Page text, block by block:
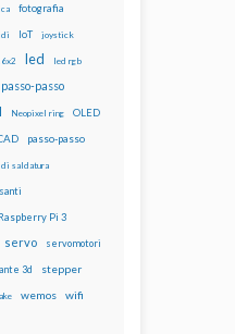
fotografia
IoT joystick
led led rgb
passo
Neopixel ring OLED
passo-passo
di saldatura
Raspberry Pi 3
servo servomotori
3d stepper
wemos wifi